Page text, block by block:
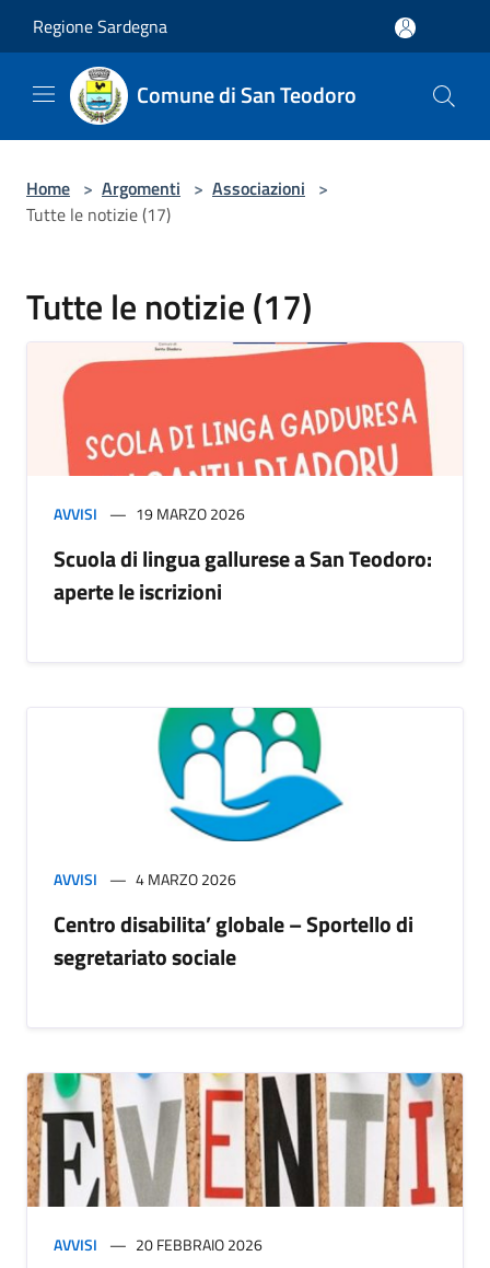
Regione Sardegna
Comune di San Teodoro
Home > Argomenti > Associazioni >
Tutte le notizie (17)
Tutte le notizie (17)
AVVISI 19 MARZO 2026
Scuola di lingua gallurese a San Teodoro:
aperte le iscrizioni
AVVISI 4 MARZO 2026
Centro disabilita’ globale – Sportello di
segretariato sociale
AVVISI 20 FEBBRAIO 2026